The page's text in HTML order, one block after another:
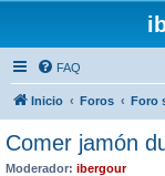
FAQ
Inicio Foros Foro
Comer jamón
Moderador: ibergour